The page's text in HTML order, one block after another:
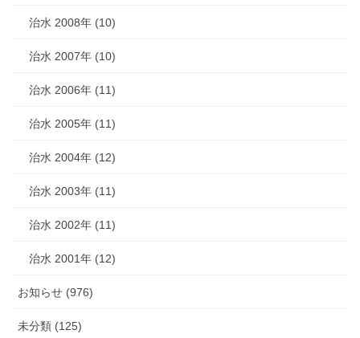
治水 2008年 (10)
治水 2007年 (10)
治水 2006年 (11)
治水 2005年 (11)
治水 2004年 (12)
治水 2003年 (11)
治水 2002年 (11)
治水 2001年 (12)
お知らせ (976)
未分類 (125)